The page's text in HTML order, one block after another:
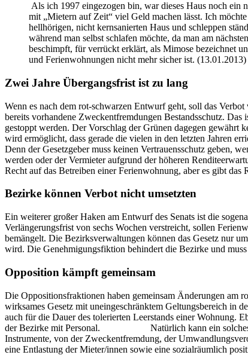
Als ich 1997 eingezogen bin, war dieses Haus noch ein
mit „Mietern auf Zeit“ viel Geld machen lässt. Ich
hellhörigen, nicht kernsanierten Haus und schleppen
während man selbst schlafen möchte, da man am
beschimpft, für verrückt erklärt, als Mimose bezeichnet
und Ferienwohnungen nicht mehr sicher ist. (13.01.2013)
Zwei Jahre Übergangsfrist ist zu lang
Wenn es nach dem rot-schwarzen Entwurf geht, soll das
bereits vorhandene Zweckentfremdungen Bestandsschutz.
gestoppt werden. Der Vorschlag der Grünen dagegen gewährt
wird ermöglicht, dass gerade die vielen in den letzten Jahren
Denn der Gesetzgeber muss keinen Vertrauensschutz geben,
werden oder der Vermieter aufgrund der höheren
Recht auf das Betreiben einer Ferienwohnung, aber es gibt das
Bezirke können Verbot nicht umsetzten
Ein weiterer großer Haken am Entwurf des Senats ist die
Verlängerungsfrist von sechs Wochen verstreicht, sollen
bemängelt. Die Bezirksverwaltungen können das Gesetz nur
wird. Die Genehmigungsfiktion behindert die Bezirke und
Opposition kämpft gemeinsam
Die Oppositionsfraktionen haben gemeinsam Änderungen am
wirksames Gesetz mit uneingeschränktem Geltungsbereich in
auch für die Dauer des tolerierten Leerstands einer Wohnung.
der Bezirke mit Personal. Natürlich kann ein solches
Instrumente, von der Zweckentfremdung, der
eine Entlastung der Mieter/innen sowie eine sozialräumlich